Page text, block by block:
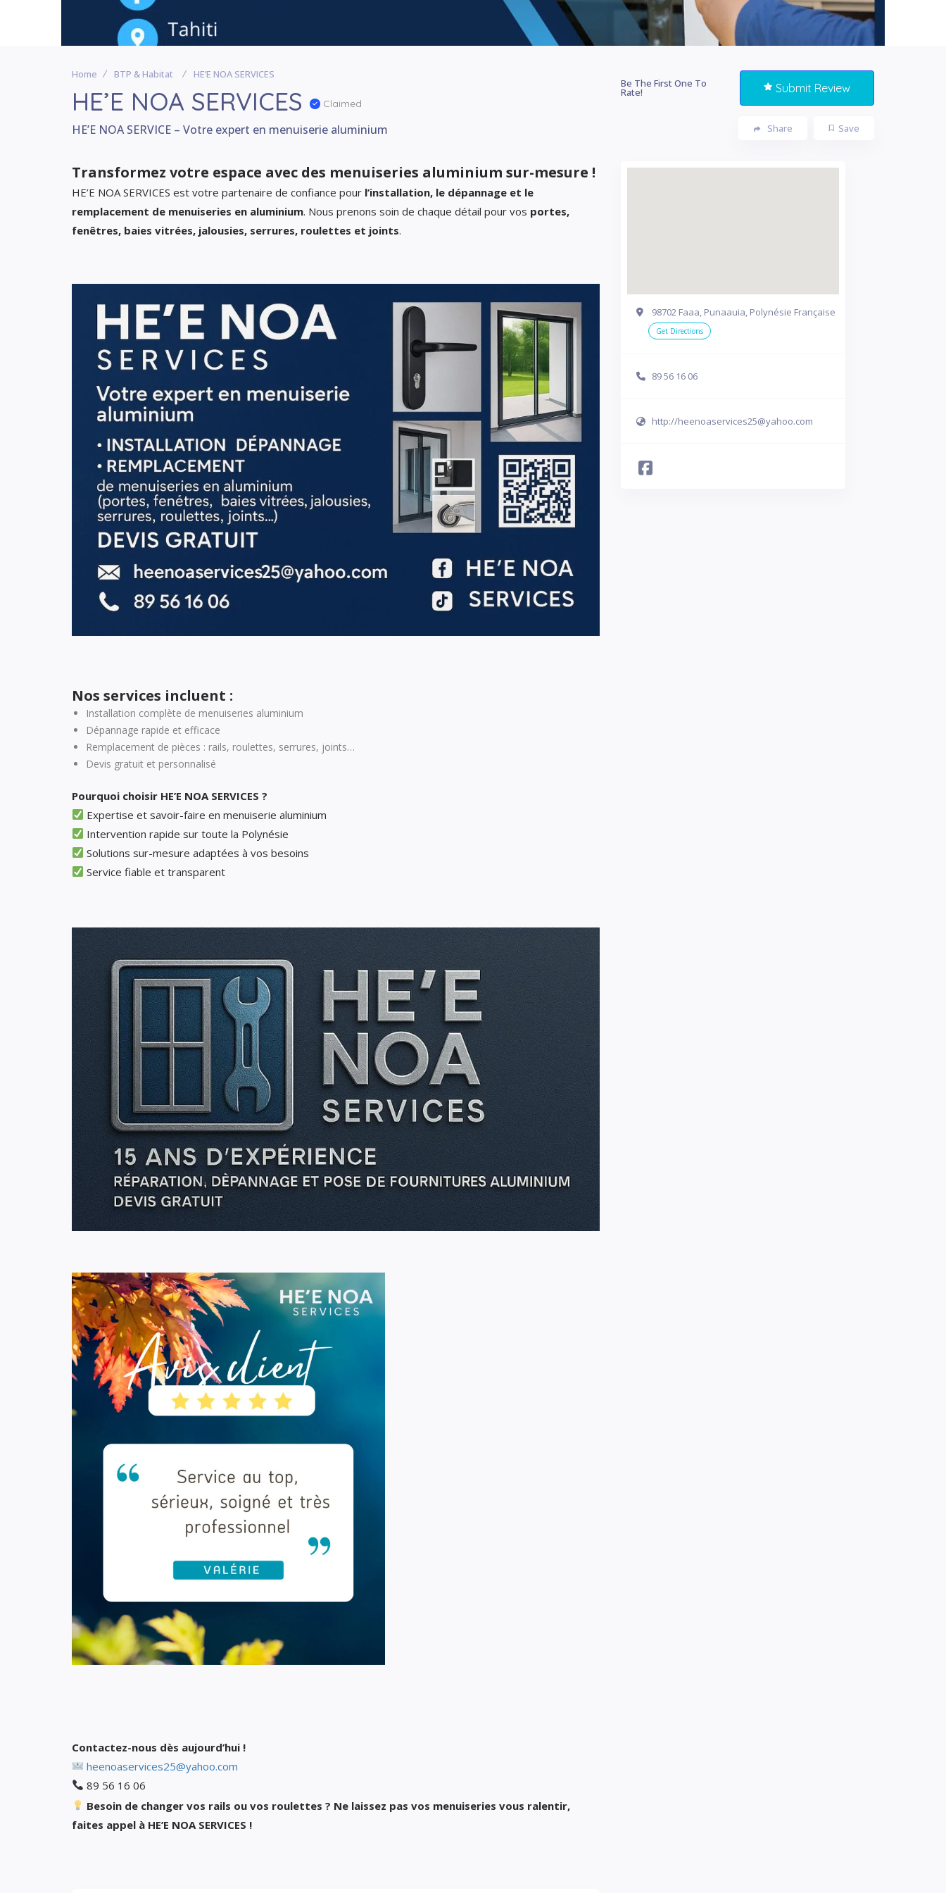
Home BTP & Habitat HE’E NOA SERVICES
HE’E NOA SERVICES Claimed
HE’E NOA SERVICE – Votre expert en menuiserie aluminium
Be The First One To
Rate! Submit Review
Save
Share
Transformez votre espace avec des menuiseries aluminium sur-mesure !
HE’E NOA SERVICES est votre partenaire de confiance pour l’installation, le dépannage et le
remplacement de menuiseries en aluminium. Nous prenons soin de chaque détail pour vos portes,
fenêtres, baies vitrées, jalousies, serrures, roulettes et joints.
Nos services incluent :
Installation complète de menuiseries aluminium
Dépannage rapide et efficace
Remplacement de pièces : rails, roulettes, serrures, joints…
Devis gratuit et personnalisé
Pourquoi choisir HE’E NOA SERVICES ?
Expertise et savoir-faire en menuiserie aluminium
Intervention rapide sur toute la Polynésie
Solutions sur-mesure adaptées à vos besoins
Service fiable et transparent
Contactez-nous dès aujourd’hui !
heenoaservices25@yahoo.com
89 56 16 06
Besoin de changer vos rails ou vos roulettes ? Ne laissez pas vos menuiseries vous ralentir,
faites appel à HE’E NOA SERVICES !
98702 Faaa, Punaauia, Polynésie Française
Get Directions
89 56 16 06
http://heenoaservices25@yahoo.com